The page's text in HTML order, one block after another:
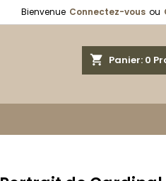
Bienvenue Connectez-vous ou
shopping_cart Panier: 0